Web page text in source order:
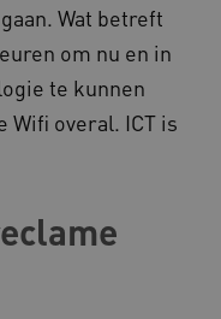
Wat betreft
om nu en in
te kunnen
Wifi overal. ICT is